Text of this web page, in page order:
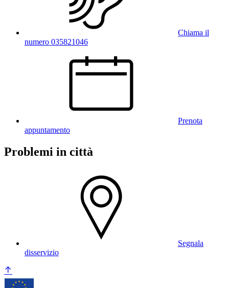
Chiama il
numero 035821046
Prenota
appuntamento
Problemi in città
Segnala
disservizio